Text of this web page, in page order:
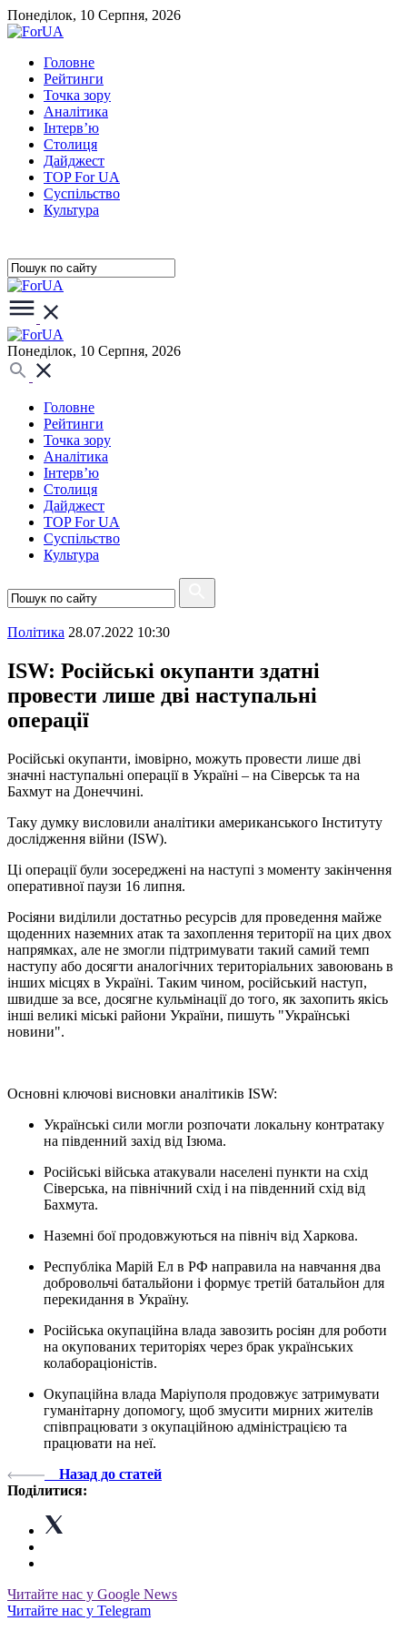
Понеділок, 10 Серпня, 2026
Головне
Рейтинги
Точка зору
Аналітика
Інтерв’ю
Столиця
Дайджест
TOP For UA
Суспiльство
Культура
Понеділок, 10 Серпня, 2026
Головне
Рейтинги
Точка зору
Аналітика
Інтерв’ю
Столиця
Дайджест
TOP For UA
Суспiльство
Культура
Полiтика 28.07.2022 10:30
ISW: Російські окупанти здатні
провести лише дві наступальні
операції
Російські окупанти, імовірно, можуть провести лише дві
значні наступальні операції в Україні – на Сіверськ та на
Бахмут на Донеччині.
Таку думку висловили аналітики американського Інституту
дослідження війни (ISW).
Ці операції були зосереджені на наступі з моменту закінчення
оперативної паузи 16 липня.
Росіяни виділили достатньо ресурсів для проведення майже
щоденних наземних атак та захоплення території на цих двох
напрямках, але не змогли підтримувати такий самий темп
наступу або досягти аналогічних територіальних завоювань в
інших місцях в Україні. Таким чином, російський наступ,
швидше за все, досягне кульмінації до того, як захопить якісь
інші великі міські райони України, пишуть "Українські
новини".
Основні ключові висновки аналітиків ISW:
Українські сили могли розпочати локальну контратаку
на південний захід від Ізюма.
Російські війська атакували населені пункти на схід
Сіверська, на північний схід і на південний схід від
Бахмута.
Наземні бої продовжуються на північ від Харкова.
Республіка Марій Ел в РФ направила на навчання два
добровольчі батальйони і формує третій батальйон для
перекидання в Україну.
Російська окупаційна влада завозить росіян для роботи
на окупованих територіях через брак українських
колабораціоністів.
Окупаційна влада Маріуполя продовжує затримувати
гуманітарну допомогу, щоб змусити мирних жителів
співпрацювати з окупаційною адміністрацією та
працювати на неї.
Назад до статей
Поділитися:
Читайте нас у Google News
Читайте нас у Telegram